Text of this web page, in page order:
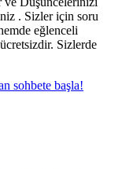
. Sizler için soru
eğlenceli
Sizlerde
sohbete başla!